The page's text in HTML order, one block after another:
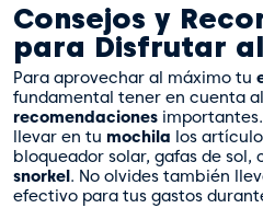
Consejos y
para Disfrutar
Para aprovechar al máximo tu
fundamental tener en cuenta
recomendaciones
llevar en tu mochila los
bloqueador solar, gafas de sol,
snorkel. No olvides también
efectivo para tus gastos